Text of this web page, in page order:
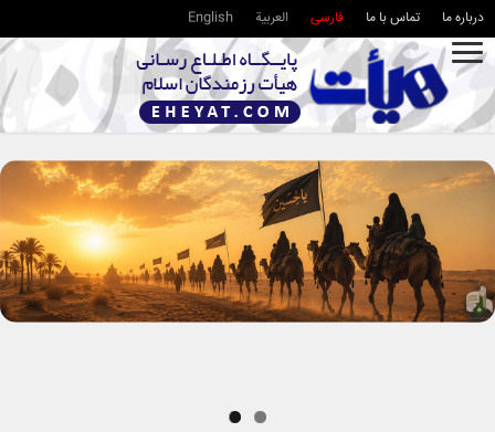
درباره ما تماس با ما فارسی العربية English